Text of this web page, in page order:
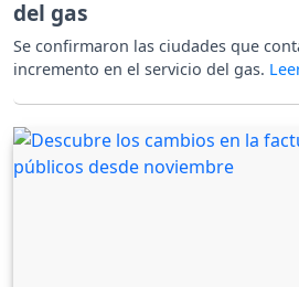
del gas
Se confirmaron las ciudades que
incremento en el servicio del gas.